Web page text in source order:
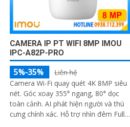
CAMERA IP PT WIFI 8MP IMOU
IPC-A82P-PRO
5%-35%
Liên hệ
Camera Wi-Fi quay quét 4K 8MP siêu
nét. Góc xoay 355° ngang, 80° dọc
toàn cảnh. AI phát hiện người và thú
cưng chính xác. Hỗ trợ nhìn đêm Full-